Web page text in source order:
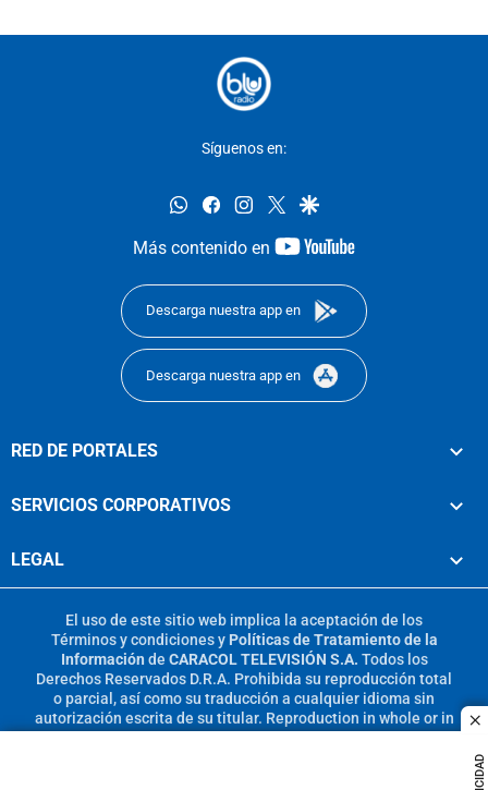
Síguenos en:
whatsappfacebookinstagram
twittergoogle
Más contenido en
youtube-
Descarga nuestra app en
Descarga nuestra app en
RED DE PORTALES
SERVICIOS CORPORATIVOS
LEGAL
El uso de este sitio web implica la aceptación de los
Términos y condicionesy Políticas de Tratamiento de la
Información de CARACOL TELEVISIÓN S.A. Todos los
Derechos Reservados D.R.A. Prohibida su reproducción total
o parcial, así como su traducción a cualquier idioma sin
autorización escrita de su titular. Reproduction in whole or in